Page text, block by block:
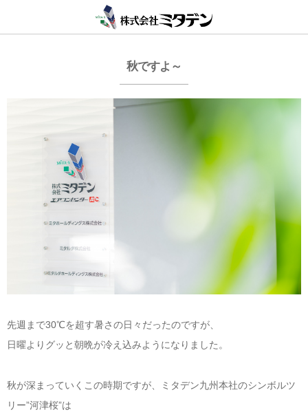
秋ですよ～
先週まで30℃を超す暑さの日々だったのですが、
日曜よりグッと朝晩が冷え込みようになりました。
秋が深まっていくこの時期ですが、ミタデン九州本社のシンボルツ
リー”河津桜”は